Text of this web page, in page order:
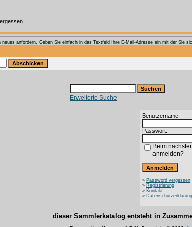
anfordern. Geben Sie einfach in das Textfeld Ihre E-Mail-Adresse ein mit der Sie
Erweiterte Suche
Benutzername:
Passwort:
Beim
anmelden?
» Password vergessen
» Registrierung
» Kontakt
» Datenschutzerklärung
dieser Sammlerkatalog entsteht in